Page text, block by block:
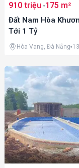
910 triệu 175 m²
Đất Nam Hòa
Tới 1 Tỷ
Hòa Vang, Đà Nẵng